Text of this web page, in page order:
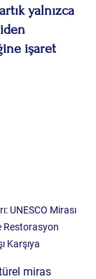
yalnızca
işaret
UNESCO Mirası
Restorasyon
Karşıya
miras